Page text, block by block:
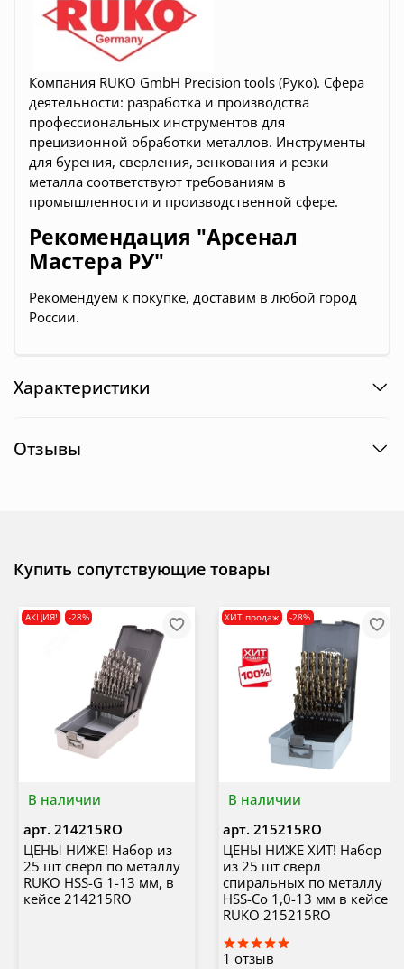
Компания RUKO GmbH Precision tools (Руко). Сфера
деятельности: разработка и производства
профессиональных инструментов для
прецизионной обработки металлов. Инструменты
для бурения, сверления, зенкования и резки
металла соответствуют требованиям в
промышленности и производственной сфере.
Рекомендация "Арсенал
Мастера РУ"
Рекомендуем к покупке, доставим в любой город
России.
Характеристики
Отзывы
Купить сопутствующие товары
В наличии
АКЦИЯ! -28%
арт. 214215RO
ЦЕНЫ НИЖЕ! Набор из
25 шт сверл по металлу
RUKO HSS-G 1-13 мм, в
кейсе 214215RO
В наличии
ХИТ продаж -28%
арт. 215215RO
ЦЕНЫ НИЖЕ ХИТ! Набор
из 25 шт сверл
спиральных по металлу
HSS-Co 1,0-13 мм в кейсе
RUKO 215215RO
1 отзыв